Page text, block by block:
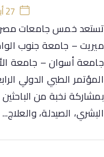
27 أبريل، 2025
تستعد خمس جامعات
ميريت – جامعة جنوب
جامعة أسوان – جامعة
المؤتمر الطبي الدولي
بمشاركة نخبة من
البشري، الصيدلة، والعلاج...